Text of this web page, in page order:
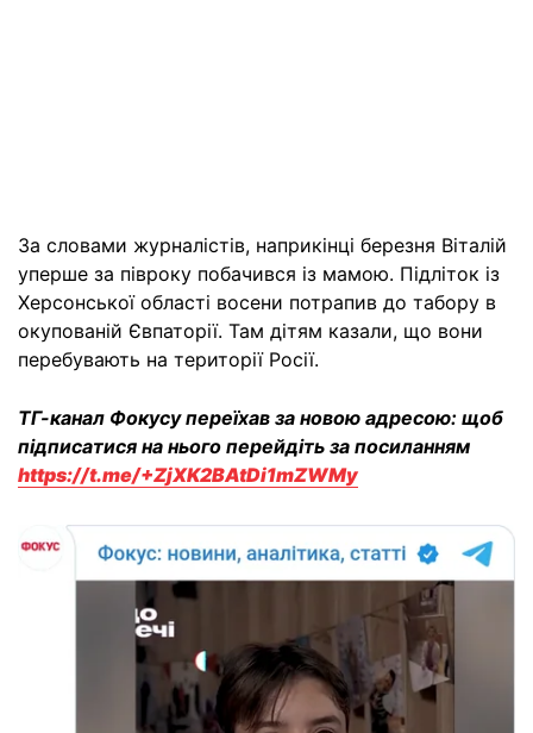
За словами журналістів, наприкінці березня Віталій
уперше за півроку побачився із мамою. Підліток із
Херсонської області восени потрапив до табору в
окупованій Євпаторії. Там дітям казали, що вони
перебувають на території Росії.
ТГ-канал Фокусу переїхав за новою адресою: щоб
підписатися на нього перейдіть за посиланням
https://t.me/+ZjXK2BAtDi1mZWMy